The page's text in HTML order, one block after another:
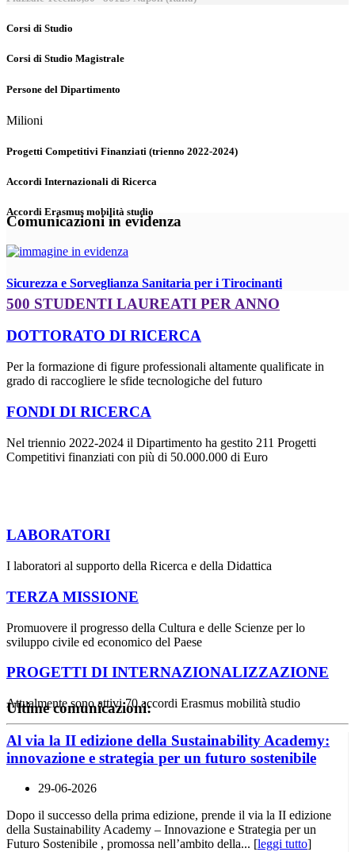
Corsi di Studio
Corsi di Studio Magistrale
Persone del Dipartimento
Milioni
Progetti Competitivi Finanziati (trienno 2022-2024)
Accordi Internazionali di Ricerca
Accordi Erasmus mobilità studio
Comunicazioni in evidenza
Sicurezza e Sorveglianza Sanitaria per i Tirocinanti
500 STUDENTI LAUREATI PER ANNO
DOTTORATO DI RICERCA
Per la formazione di figure professionali altamente qualificate in
grado di raccogliere le sfide tecnologiche del futuro
FONDI DI RICERCA
Nel triennio 2022-2024 il Dipartimento ha gestito 211 Progetti
Competitivi finanziati con più di 50.000.000 di Euro
LABORATORI
I laboratori al supporto della Ricerca e della Didattica
TERZA MISSIONE
Promuovere il progresso della Cultura e delle Scienze per lo
sviluppo civile ed economico del Paese
PROGETTI DI INTERNAZIONALIZZAZIONE
Attualmente sono attivi 70 accordi Erasmus mobilità studio
Ultime comunicazioni:
Al via la II edizione della Sustainability Academy:
innovazione e strategia per un futuro sostenibile
29-06-2026
Dopo il successo della prima edizione, prende il via la II edizione
della Sustainability Academy – Innovazione e Strategia per un
Futuro Sostenibile , promossa nell’ambito della... [leggi tutto]